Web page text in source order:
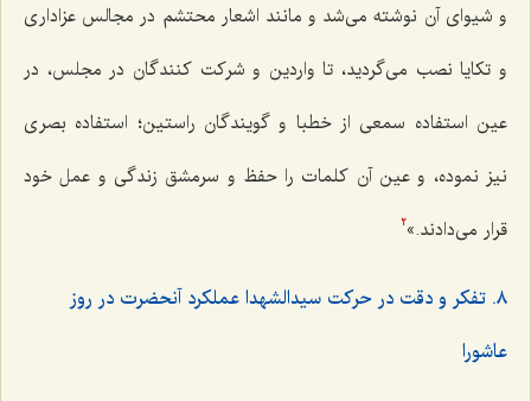
و شیوای آن نوشته می‌شد و مانند اشعار محتشم در مجالس عزاداری
و تکایا نصب می‌گردید، تا واردین و شرکت کنندگان در مجلس، در
عین استفاده سمعی از خطبا و گویندگان راستین؛ استفاده بصری
نیز نموده، و عین آن کلمات را حفظ و سرمشق زندگی و عمل خود
قرار می‌دادند.»2
٨. تفکر و دقت در حرکت سیدالشهدا عملکرد آنحضرت در روز
عاشورا